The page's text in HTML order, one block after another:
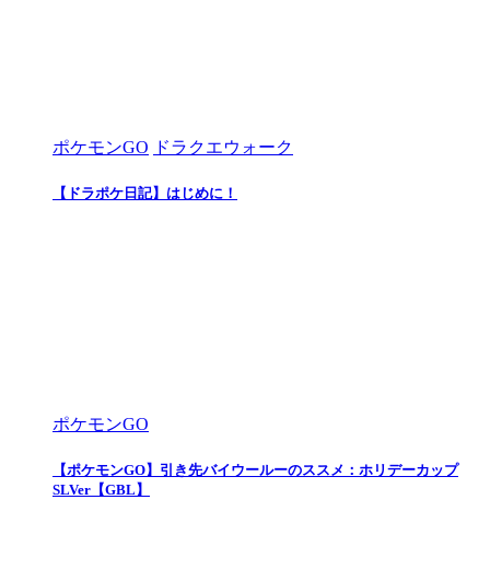
ポケモンGO ドラクエウォーク
【ドラポケ日記】はじめに！
ポケモンGO
【ポケモンGO】引き先バイウールーのススメ：ホリデーカップ
SLVer【GBL】